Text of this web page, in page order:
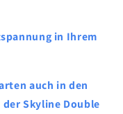
in Ihrem
auch in den
Skyline Double